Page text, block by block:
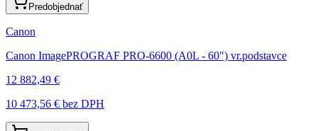
Predobjednať
Canon
Canon ImagePROGRAF PRO-6600 (A0L - 60") vr.podstavce
12 882,49 €
10 473,56 € bez DPH